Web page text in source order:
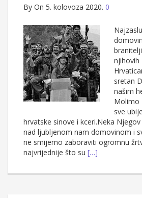
By On 5. kolovoza 2020. 0
njihovih
sretan
našim
Molimo
sve
hrvatske sinove i kceri.Neka
nad ljubljenom nam domovinom i
ne smijemo zaboraviti ogromnu
najvrijednije što su […]